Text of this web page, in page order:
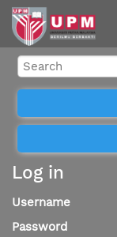
Log in
Username
Password